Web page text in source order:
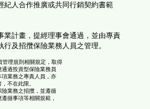
人合作推廣或共同行銷契約書範
業計畫，提經理事會通過，並由專責
及招攬保險業務人員之管理。
管理規則相關規定，取得
過投資型保險業務員
業務之專責人員，亦
不在此限。
業務之招攬，並遵循
循事項等相關規範，